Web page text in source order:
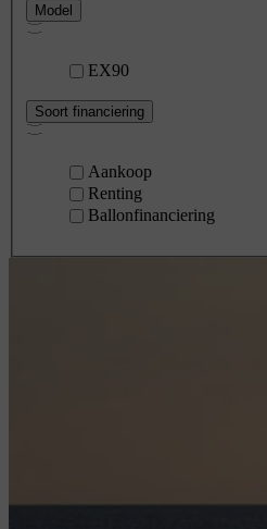
Model
EX90
Soort financiering
Aankoop
Renting
Ballonfinanciering